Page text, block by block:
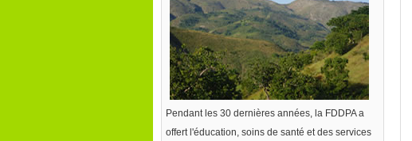
Pendant les 30 dernières années, la FDDPA a
offert l'éducation, soins de santé et des services